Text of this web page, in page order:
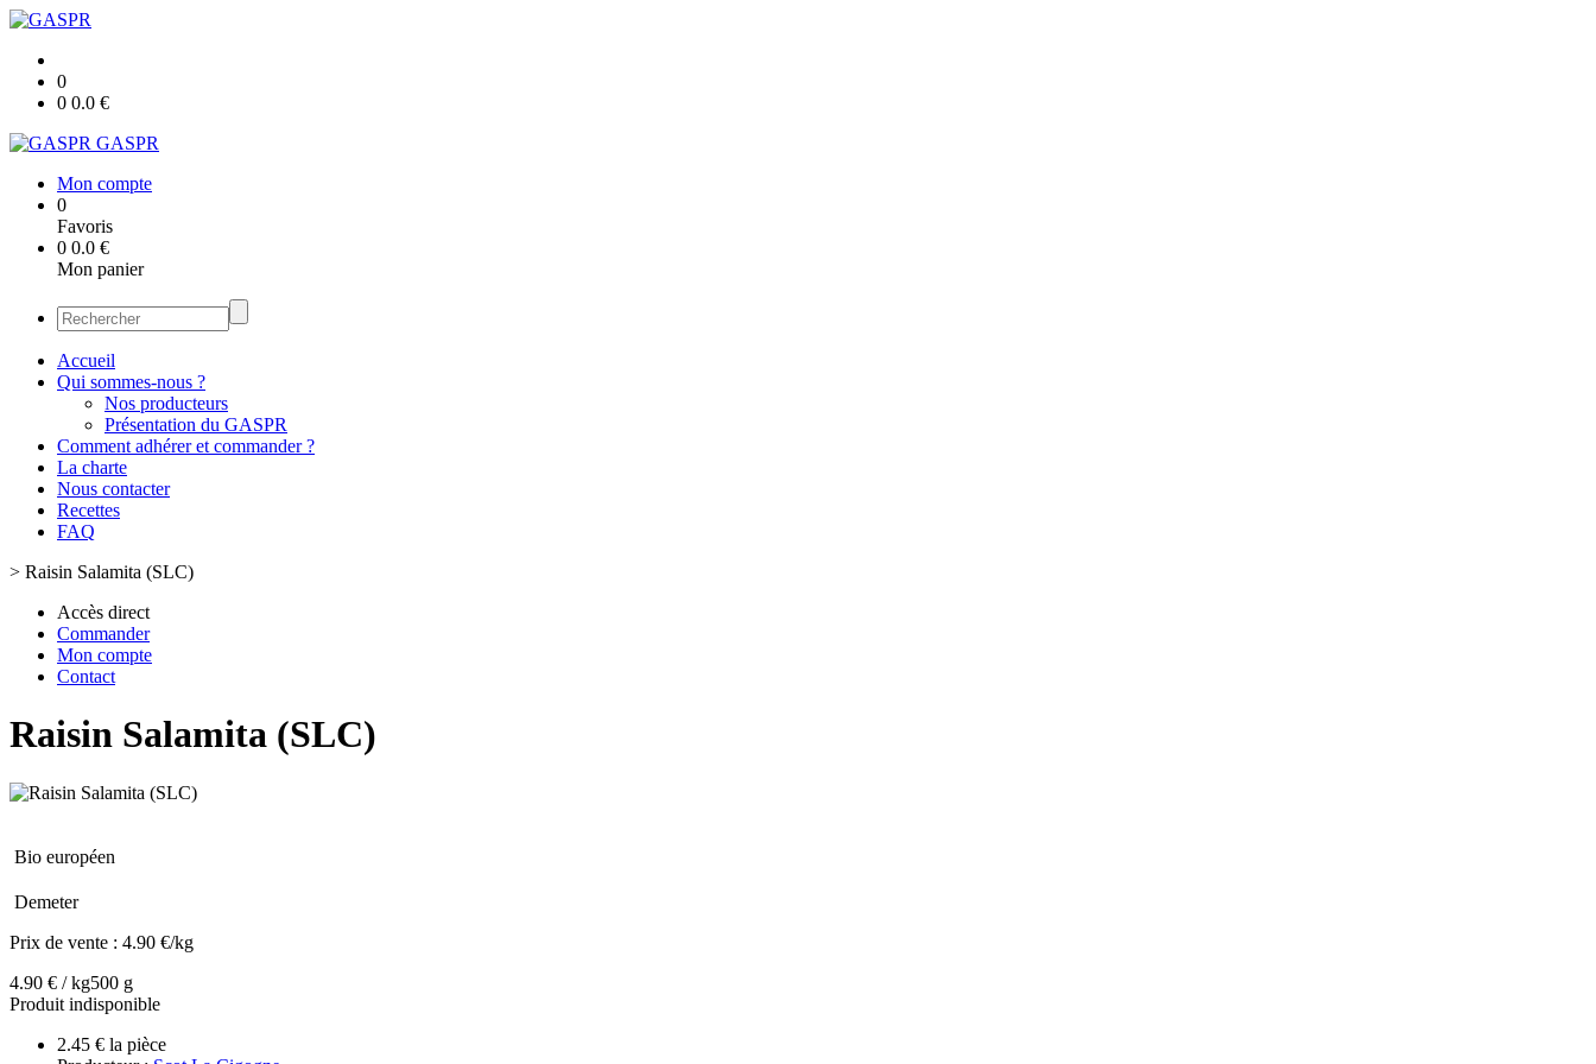
0
0 0.0 €
GASPR
Mon compte
0
Favoris
0 0.0 €
Mon panier
Accueil
Qui sommes-nous ?
Nos producteurs
Présentation du GASPR
Comment adhérer et commander ?
La charte
Nous contacter
Recettes
FAQ
> Raisin Salamita (SLC)
Accès direct
Commander
Mon compte
Contact
Raisin Salamita (SLC)
Bio européen
Demeter
Prix de vente : 4.90 €/kg
4.90 € / kg500 g
Produit indisponible
2.45 € la pièce